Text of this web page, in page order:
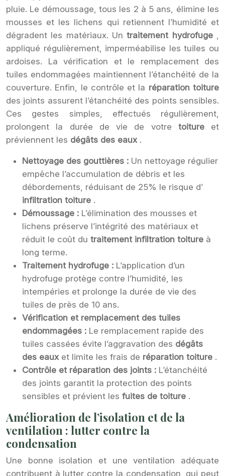
pluie. Le démoussage, tous les 2 à 5 ans, élimine les
mousses et les lichens qui retiennent l’humidité et
dégradent les matériaux. Untraitement hydrofuge
appliqué régulièrement, imperméabilise les tuiles ou
ardoises. La vérification et le remplacement des
tuiles endommagées maintiennent l’étanchéité de la
couverture. Enfin, le contrôle et la réparation toiture
des joints assurent l’étanchéité des points sensibles.
Ces gestes simples, effectués régulièrement,
prolongent la durée de vie de votre toiture et
préviennent les dégâts des eaux .
Nettoyage des gouttières : Un nettoyage régulier
empêche l’accumulation de débris et les
débordements, réduisant de 25% le risque d’
infiltration toiture .
Démoussage : L’élimination des mousses et
lichens préserve l’intégrité des matériaux et
réduit le coût du traitement infiltration toiture à
long terme.
Traitement hydrofuge : L’application d’un
hydrofuge protège contre l’humidité, les
intempéries et prolonge la durée de vie des
tuiles de près de 10 ans.
Vérification et remplacement des tuiles
endommagées : Le remplacement rapide des
tuiles cassées évite l’aggravation des dégâts
des eaux et limite les frais de réparation toiture .
Contrôle et réparation des joints : L’étanchéité
des joints garantit la protection des points
sensibles et prévient les fuites de toiture .
Amélioration de l’isolation et de la
ventilation : lutter contre la
condensation
Une bonne isolation et une ventilation adéquate
contribuent à lutter contre la condensation, qui peut